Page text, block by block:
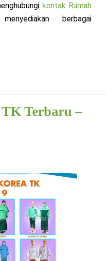
kontak Rumah
berbagai
Terbaru –